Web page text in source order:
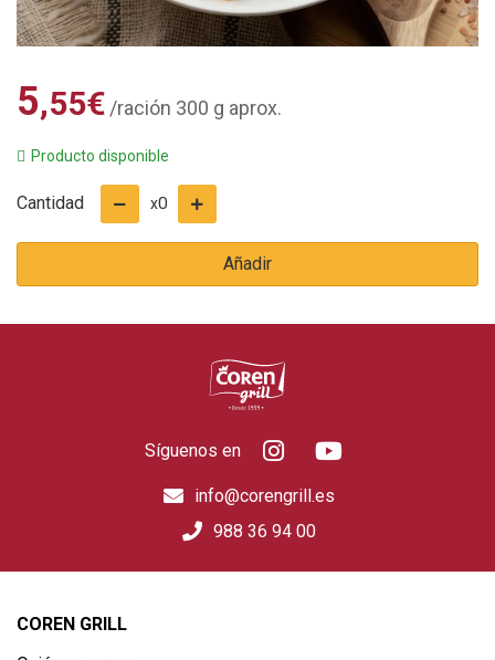
5,55€ /ración 300 g aprox.
Producto disponible
Cantidad x0
Añadir
Síguenos en
info@corengrill.es
988 36 94 00
COREN GRILL